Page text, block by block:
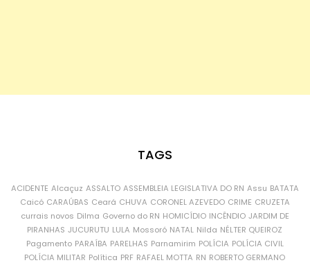
TAGS
ACIDENTE Alcaçuz ASSALTO ASSEMBLEIA LEGISLATIVA DO RN Assu BATATA
Caicó CARAÚBAS Ceará CHUVA CORONEL AZEVEDO CRIME CRUZETA
currais novos Dilma Governo do RN HOMICÍDIO INCÊNDIO JARDIM DE
PIRANHAS JUCURUTU LULA Mossoró NATAL Nilda NÉLTER QUEIROZ
Pagamento PARAÍBA PARELHAS Parnamirim POLÍCIA POLÍCIA CIVIL
POLÍCIA MILITAR Política PRF RAFAEL MOTTA RN ROBERTO GERMANO